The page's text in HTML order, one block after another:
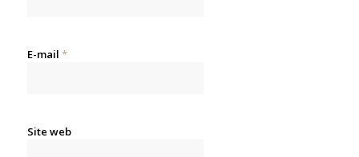
E-mail *
Site web